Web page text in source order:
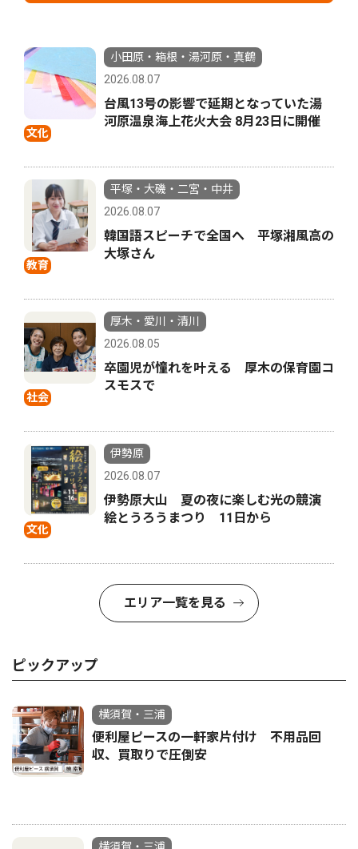
文化
小田原・箱根・湯河原・真鶴
2026.08.07
台風13号の影響で延期となっていた湯
河原温泉海上花火大会 8月23日に開催
教育
平塚・大磯・二宮・中井
2026.08.07
韓国語スピーチで全国へ 平塚湘風高の
大塚さん
社会
厚木・愛川・清川
2026.08.05
卒園児が憧れを叶える 厚木の保育園コ
スモスで
文化
伊勢原
2026.08.07
伊勢原大山 夏の夜に楽しむ光の競演
絵とうろうまつり 11日から
エリア一覧を見る
ピックアップ
横須賀・三浦
便利屋ピースの一軒家片付け 不用品回
収、買取りで圧倒安
横須賀・三浦